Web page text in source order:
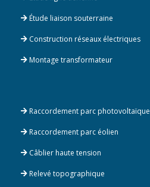
Étude liaison souterraine
Construction réseaux électriques
Montage transformateur
Raccordement parc photovoltaïque
Raccordement parc éolien
Câblier haute tension
Relevé topographique